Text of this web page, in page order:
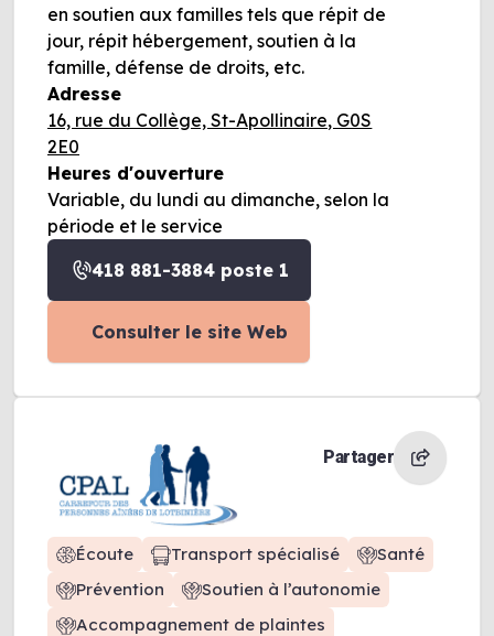
en soutien aux familles tels que répit de
jour, répit hébergement, soutien à la
famille, défense de droits, etc.
Adresse
16, rue du Collège, St-Apollinaire, G0S
2E0
Heures d'ouverture
Variable, du lundi au dimanche, selon la
période et le service
418 881-3884 poste 1
Consulter le site Web
Partager
Écoute Transport spécialisé
Santé
Prévention
Soutien à l’autonomie
Accompagnement de plaintes